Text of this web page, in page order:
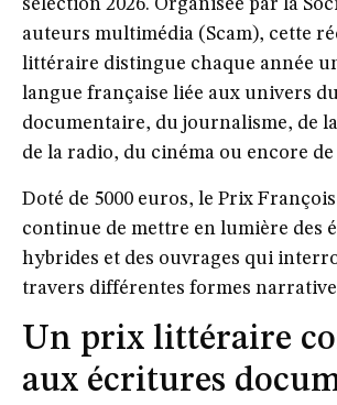
sélection 2026. Organisée par la
auteurs multimédia (Scam), cette
littéraire distingue chaque année
langue française liée aux univers du
documentaire, du journalisme, de
de la radio, du cinéma ou encore
Doté de 5000 euros, le Prix
continue de mettre en lumière des
hybrides et des ouvrages qui
travers différentes formes
Un prix littéraire
aux écritures